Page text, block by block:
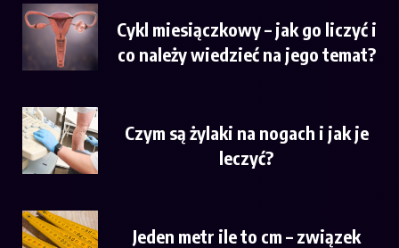
Cykl miesiączkowy – jak go liczyć i
co należy wiedzieć na jego temat?
Czym są żylaki na nogach i jak je
leczyć?
Jeden metr ile to cm – związek